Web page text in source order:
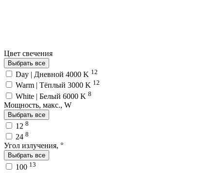
Цвет свечения
Выбрать все
Day | Дневной 4000 K 12
Warm | Тёплый 3000 K 12
White | Белый 6000 K 8
Мощность, макс., W
Выбрать все
12 8
24 8
Угол излучения, °
Выбрать все
100 13